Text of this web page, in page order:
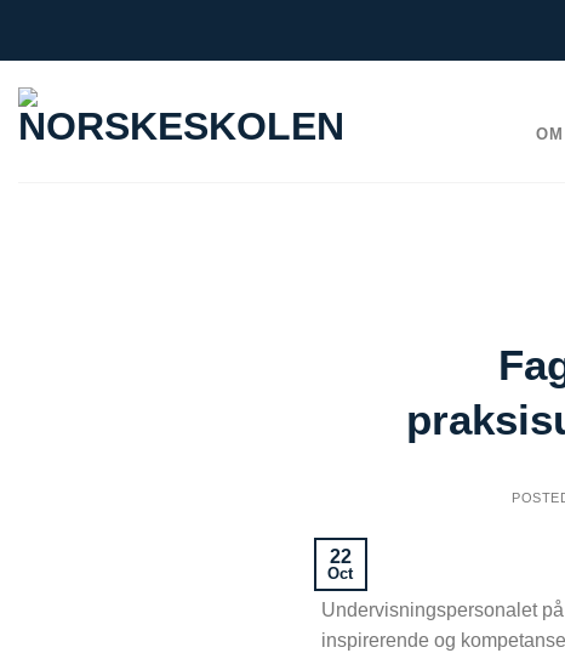
22
Oct
Undervisningspersonalet
inspirerende og